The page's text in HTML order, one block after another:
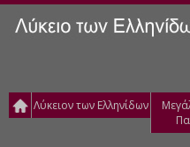
Λύκειον των Ελληνίδων